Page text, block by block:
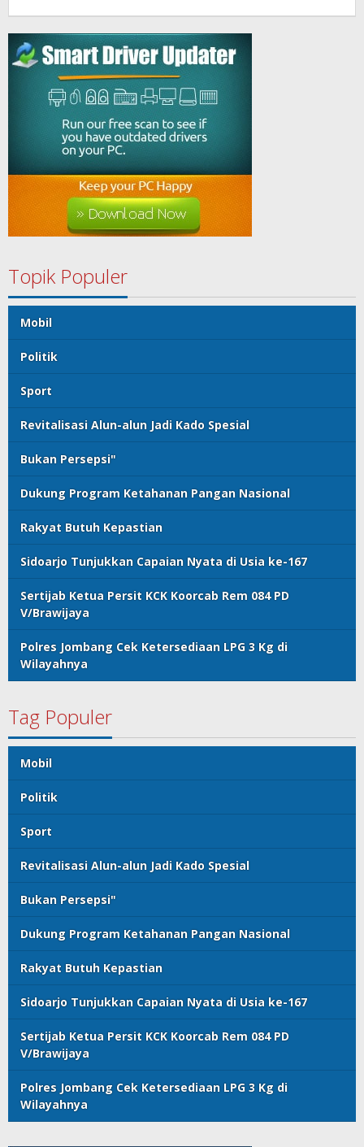
Topik Populer
Mobil
Politik
Sport
Revitalisasi Alun-alun Jadi Kado Spesial
Bukan Persepsi"
Dukung Program Ketahanan Pangan Nasional
Rakyat Butuh Kepastian
Sidoarjo Tunjukkan Capaian Nyata di Usia ke-167
Sertijab Ketua Persit KCK Koorcab Rem 084 PD
V/Brawijaya
Polres Jombang Cek Ketersediaan LPG 3 Kg di
Wilayahnya
Tag Populer
Mobil
Politik
Sport
Revitalisasi Alun-alun Jadi Kado Spesial
Bukan Persepsi"
Dukung Program Ketahanan Pangan Nasional
Rakyat Butuh Kepastian
Sidoarjo Tunjukkan Capaian Nyata di Usia ke-167
Sertijab Ketua Persit KCK Koorcab Rem 084 PD
V/Brawijaya
Polres Jombang Cek Ketersediaan LPG 3 Kg di
Wilayahnya